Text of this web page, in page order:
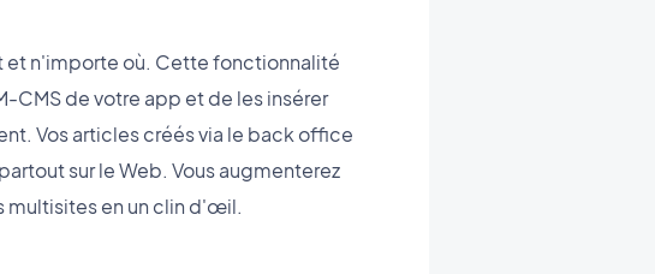
et n'importe où. Cette fonctionnalité
CMS de votre app et de les insérer
Vos articles créés via le back office
sur le Web. Vous augmenterez
multisites en un clin d'œil.